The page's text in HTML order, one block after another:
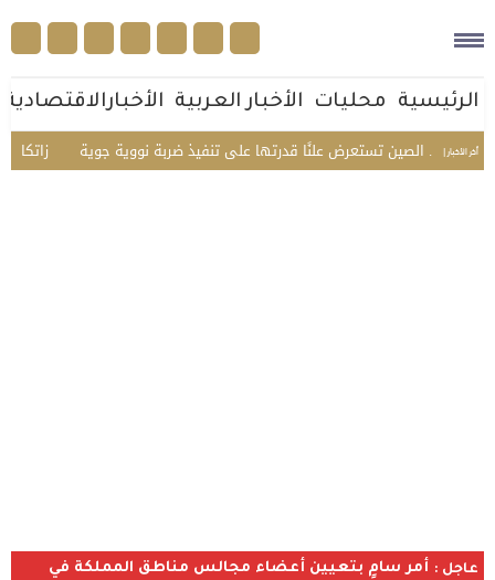
الرئيسية محليات الأخبار العربية الأخبارالاقتصادية
أخر الأخبار | «زاتكا» مرة.. الصين تستعرض علنًا قدرتها على تنفيذ ضربة نووية جوية
عاجل : أمر سامٍ بتعيين أعضاء مجالس مناطق المملكة في